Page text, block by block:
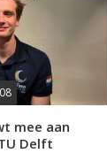
mee aan
Delft